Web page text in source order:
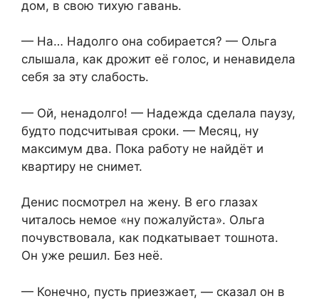
дом, в свою тихую гавань.
— На… Надолго она собирается? — Ольга
слышала, как дрожит её голос, и ненавидела
себя за эту слабость.
— Ой, ненадолго! — Надежда сделала паузу,
будто подсчитывая сроки. — Месяц, ну
максимум два. Пока работу не найдёт и
квартиру не снимет.
Денис посмотрел на жену. В его глазах
читалось немое «ну пожалуйста». Ольга
почувствовала, как подкатывает тошнота.
Он уже решил. Без неё.
— Конечно, пусть приезжает, — сказал он в